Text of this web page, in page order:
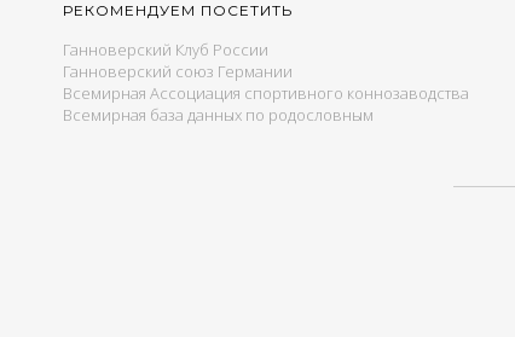
РЕКОМЕНДУЕМ ПОСЕТИТЬ
Ганноверский Клуб России
Ганноверский союз Германии
Всемирная Ассоциация спортивного коннозаводства
Всемирная база данных по родословным